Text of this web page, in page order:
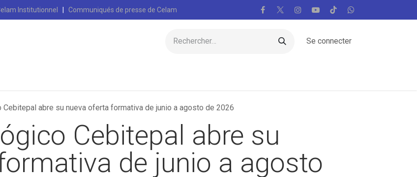
Institutionnel | Communiqués de presse de Celam
Se connecter
Cebitepal abre su nueva oferta formativa de junio a agosto de 2026
Cebitepal abre su
de junio a agosto